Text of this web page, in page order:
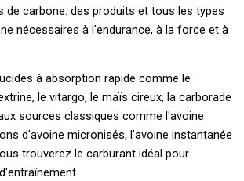
de carbone. des produits et tous les types
nécessaires à l'endurance, à la force et à
à absorption rapide comme le
le vitargo, le maïs cireux, la carborade
sources classiques comme l'avoine
d'avoine micronisés, l'avoine instantanée
trouverez le carburant idéal pour